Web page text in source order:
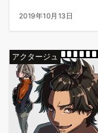
2019年10月13日
アクタージュ